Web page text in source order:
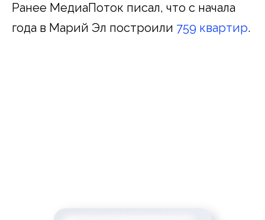
Ранее МедиаПоток писал, что с начала
года в Марий Эл построили 759 квартир.